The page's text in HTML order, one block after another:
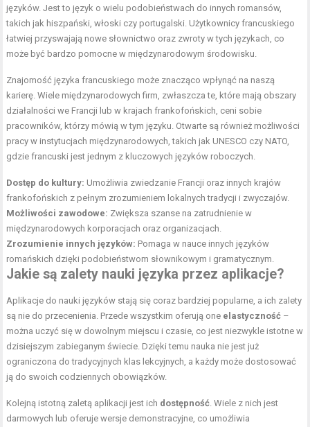
języków. Jest to język o wielu podobieństwach do innych romansów,
takich jak hiszpański, włoski czy portugalski. Użytkownicy francuskiego
łatwiej przyswajają nowe słownictwo oraz zwroty w tych językach, co
może być bardzo pomocne w międzynarodowym środowisku.
Znajomość języka francuskiego może znacząco wpłynąć na naszą
karierę. Wiele międzynarodowych firm, zwłaszcza te, które mają obszary
działalności we Francji lub w krajach frankofońskich, ceni sobie
pracowników, którzy mówią w tym języku. Otwarte są również możliwości
pracy w instytucjach międzynarodowych, takich jak UNESCO czy NATO,
gdzie francuski jest jednym z kluczowych języków roboczych.
Dostęp do kultury: Umożliwia zwiedzanie Francji oraz innych krajów
frankofońskich z pełnym zrozumieniem lokalnych tradycji i zwyczajów.
Możliwości zawodowe: Zwiększa szanse na zatrudnienie w
międzynarodowych korporacjach oraz organizacjach.
Zrozumienie innych języków: Pomaga w nauce innych języków
romańskich dzięki podobieństwom słownikowym i gramatycznym.
Jakie są zalety nauki języka przez aplikacje?
Aplikacje do nauki języków stają się coraz bardziej popularne, a ich zalety
są nie do przecenienia. Przede wszystkim oferują one elastyczność –
można uczyć się w dowolnym miejscu i czasie, co jest niezwykle istotne w
dzisiejszym zabieganym świecie. Dzięki temu nauka nie jest już
ograniczona do tradycyjnych klas lekcyjnych, a każdy może dostosować
ją do swoich codziennych obowiązków.
Kolejną istotną zaletą aplikacji jest ich dostępność . Wiele z nich jest
darmowych lub oferuje wersje demonstracyjne, co umożliwia